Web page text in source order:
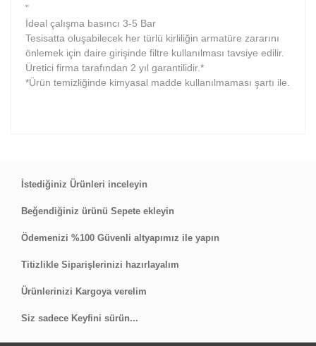
"
İdeal çalışma basıncı 3-5 Bar
Tesisatta oluşabilecek her türlü kirliliğin armatüre zararını
önlemek için daire girişinde filtre kullanılması tavsiye edilir.
Üretici firma tarafından 2 yıl garantilidir.*
*Ürün temizliğinde kimyasal madde kullanılmaması şartı ile.
İstediğiniz Ürünleri inceleyin
Beğendiğiniz ürünü Sepete ekleyin
Ödemenizi %100 Güvenli altyapımız ile yapın
Titizlikle Siparişlerinizi hazırlayalım
Ürünlerinizi Kargoya verelim
Siz sadece Keyfini sürün...